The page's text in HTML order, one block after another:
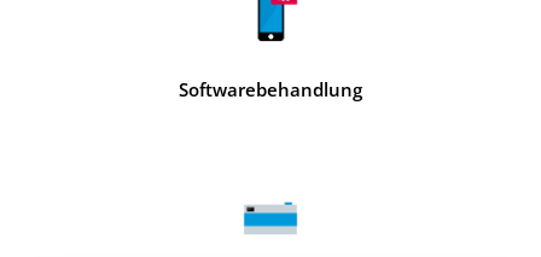
Softwarebehandlung